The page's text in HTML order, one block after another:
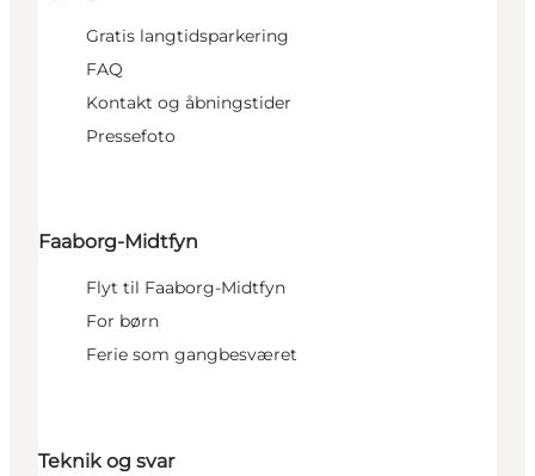
Gratis langtidsparkering
FAQ
Kontakt og åbningstider
Pressefoto
Faaborg-Midtfyn
Flyt til Faaborg-Midtfyn
For børn
Ferie som gangbesværet
Teknik og svar